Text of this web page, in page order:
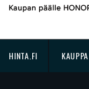
HINTA.FI KAUPPA